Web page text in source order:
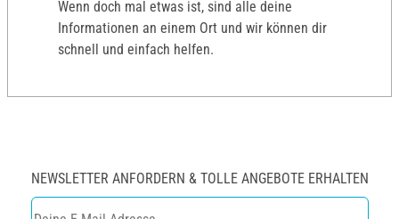
Wenn doch mal etwas ist, sind alle deine
Informationen an einem Ort und wir können dir
schnell und einfach helfen.
NEWSLETTER ANFORDERN & TOLLE ANGEBOTE ERHALTEN